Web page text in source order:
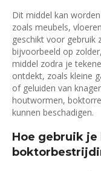
Dit middel kan
zoals meubels,
geschikt voor gebruik
bijvoorbeeld op
middel zodra je
ontdekt, zoals kleine
of geluiden van
houtwormen,
kunnen beschadigen.
Hoe gebruik